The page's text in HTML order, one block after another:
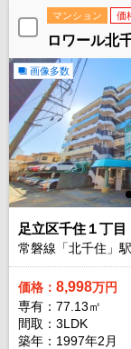
マンション 価
ロワール北
画像多数
足立区千住１丁目
常磐線「北千住」
価格： 8,998万円
専有：77.13㎡
間取：3LDK
築年：1997年2月